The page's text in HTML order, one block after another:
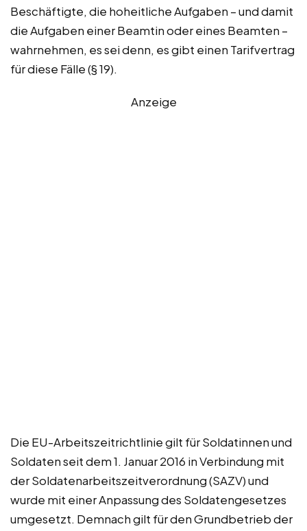
Beschäftigte, die hoheitliche Aufgaben – und damit
die Aufgaben einer Beamtin oder eines Beamten –
wahrnehmen, es sei denn, es gibt einen Tarifvertrag
für diese Fälle (§ 19).
Anzeige
Die EU-Arbeitszeitrichtlinie gilt für Soldatinnen und
Soldaten seit dem 1. Januar 2016 in Verbindung mit
der Soldatenarbeitszeitverordnung (SAZV) und
wurde mit einer Anpassung des Soldatengesetzes
umgesetzt. Demnach gilt für den Grundbetrieb der